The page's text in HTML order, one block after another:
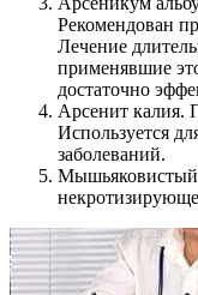
Рекомендован
Лечение
применявшие
достаточно
Арсенит калия.
Используется
заболеваний.
Мышьяковистый